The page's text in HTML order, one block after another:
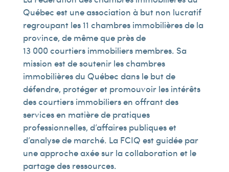
Québec est une association à but non lucratif
regroupant les 11 chambres immobilières de la
province, de même que près de
13 000 courtiers immobiliers membres. Sa
mission est de soutenir les chambres
immobilières du Québec dans le but de
défendre, protéger et promouvoir les intérêts
des courtiers immobiliers en offrant des
services en matière de pratiques
professionnelles, d’affaires publiques et
d’analyse de marché. La FCIQ est guidée par
une approche axée sur la collaboration et le
partage des ressources.